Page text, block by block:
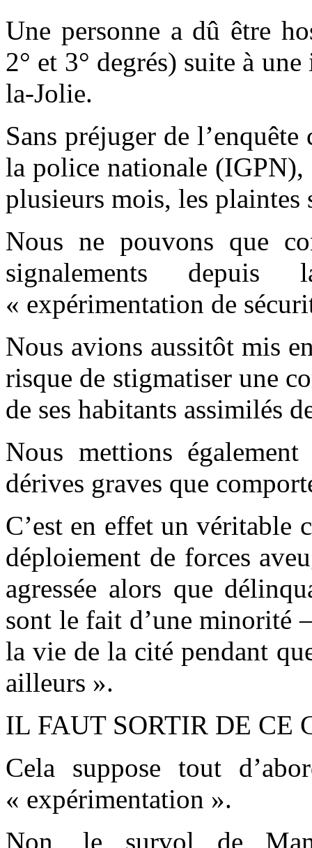
Une personne a dû être
2° et 3° degrés) suite à
la-Jolie.
Sans préjuger de
la police nationale (IGPN),
plusieurs mois, les
Nous ne pouvons que
signalements
« expérimentation de
Nous avions aussitôt mis
risque de stigmatiser une
de ses habitants assimilés
Nous mettions
dérives graves que
C’est en effet un véritable
déploiement de forces
agressée alors que
sont le fait d’une minorité
la vie de la cité pendant
ailleurs ».
IL FAUT SORTIR DE CE
Cela suppose tout
« expérimentation ».
Non, le survol de